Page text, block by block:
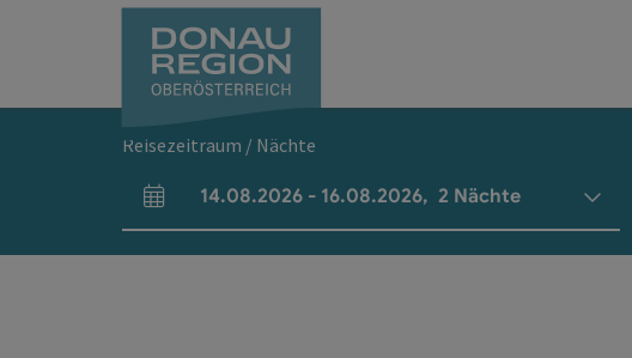
Reisezeitraum / Nächte
An- und Abreisefelder
14.08.2026 - 16.08.2026, 2 Nächte